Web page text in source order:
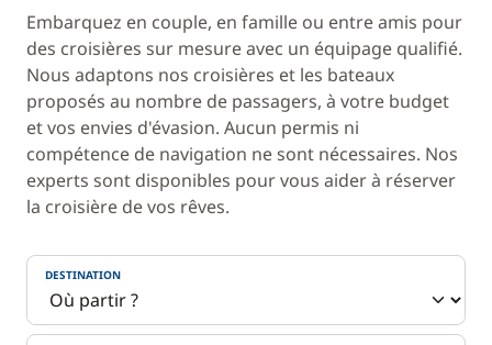
Embarquez en couple, en famille ou entre amis pour
des croisières sur mesure avec un équipage qualifié.
Nous adaptons nos croisières et les bateaux
proposés au nombre de passagers, à votre budget
et vos envies d'évasion. Aucun permis ni
compétence de navigation ne sont nécessaires. Nos
experts sont disponibles pour vous aider à réserver
la croisière de vos rêves.
DESTINATION